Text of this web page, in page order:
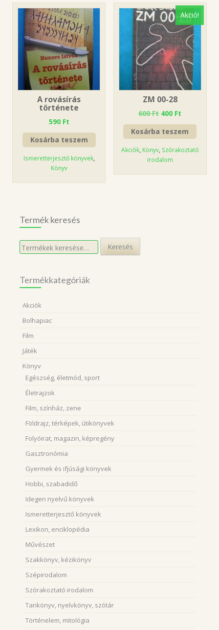
A rovásírás
története
590 Ft
Kosárba teszem
Ismeretterjesztő könyvek,
Könyv
Akció!
ZM 00-28
600Ft 400 Ft
Kosárba teszem
Akciók, Könyv, Szórakoztató
irodalom
Termék keresés
Keresés
a
Keresés
Termékkategóriák
Akciók
Bolhapiac
Film
Játék
Könyv
Egészség, életmód, sport
Életrajzok
Film, színház, zene
Földrajz, térképek, útikönyvek
Folyóirat, magazin, képregény
Gasztronómia
Gyermek és ifjúsági könyvek
Hobbi, szabadidő
Idegen nyelvű könyvek
Ismeretterjesztő könyvek
Lexikon, enciklopédia
Művészet
Szakkönyv, kézikönyv
Szépirodalom
Szórakoztató irodalom
Tankönyv, nyelvkönyv, szótár
Történelem, mitológia